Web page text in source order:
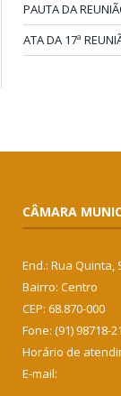
PAUTA DA
ATA DA 17ª
CÂMARA
End.: Rua Quinta,
Bairro: Centro
CEP: 68.870-000
Fone: (91) 98718-
Horário de
E-mail: